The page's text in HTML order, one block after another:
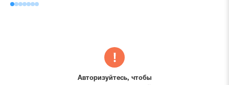
Авторизуйтесь, чтобы